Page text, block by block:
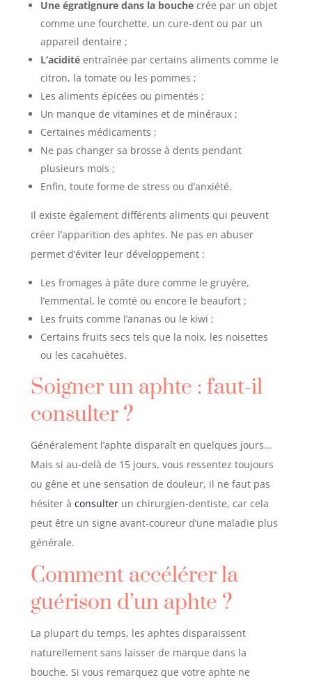
Une égratignure dans la bouchecrée par un objet
comme une fourchette, un cure-dent ou par un
appareil dentaire ;
L’aciditéentraînée par certains aliments comme le
citron, la tomate ou les pommes ;
Les aliments épicées ou pimentés ;
Un manque de vitamines et de minéraux ;
Certaines médicaments ;
Ne pas changer sa brosse à dents pendant
plusieurs mois ;
Enfin, toute forme de stress ou d’anxiété.
Il existe également différents aliments qui peuvent
créer l’apparition des aphtes. Ne pas en abuser
permet d’éviter leur développement :
Les fromages à pâte dure comme le gruyère,
l’emmental, le comté ou encore le beaufort ;
Les fruits comme l’ananas ou le kiwi ;
Certains fruits secs tels que la noix, les noisettes
ou les cacahuètes.
Soigner un aphte : faut-il
consulter ?
Généralement l’aphte disparaît en quelques jours…
Mais si au-delà de 15 jours, vous ressentez toujours
ou gêne et une sensation de douleur, il ne faut pas
hésiter à consulterun chirurgien-dentiste, car cela
peut être un signe avant-coureur d’une maladie plus
générale.
Comment accélérer la
guérison d’un aphte ?
La plupart du temps, les aphtes disparaissent
naturellement sans laisser de marque dans la
bouche. Si vous remarquez que votre aphte ne